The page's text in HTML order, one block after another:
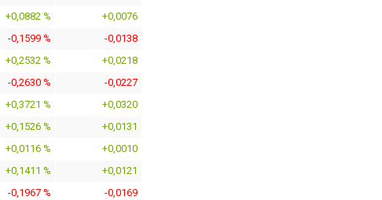
+0,0882 %
+0,0076
-0,1599 %
-0,0138
+0,2532 %
+0,0218
-0,2630 %
-0,0227
+0,3721 %
+0,0320
+0,1526 %
+0,0131
+0,0116 %
+0,0010
+0,1411 %
+0,0121
-0,1967 %
-0,0169